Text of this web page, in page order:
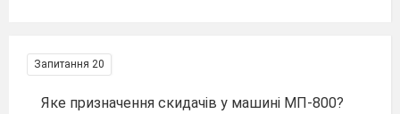
Запитання 20
Яке призначення скидачів у машині МП-800?